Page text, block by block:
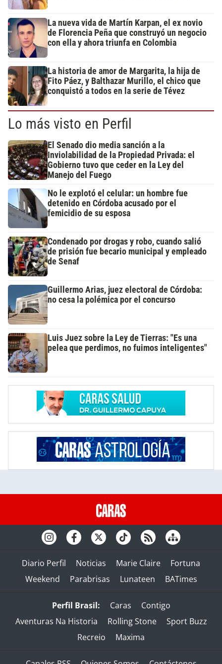
La nueva vida de Martín Karpan, el ex novio
de Florencia Peña que construyó un negocio
con ella y ahora triunfa en Colombia
La historia de amor de Margarita, la hija de
Fito Páez, y Balthazar Murillo, el chico que
conquistó a todos en la serie de Tévez
Lo más visto en Perfil
El Senado dio media sanción a la
Inviolabilidad de la Propiedad Privada: el
Gobierno tuvo que ceder en la Ley del
Manejo del Fuego
No le explotó el celular: un hombre fue
detenido en Córdoba acusado por el
femicidio de su esposa
Condenado por drogas y robo, cuando salió
de prisión fue becario municipal y empleado
de Senaf
Guillermo Arias, juez electoral de Córdoba:
no cesa la polémica por el concurso
Luis Juez sobre la Ley de Tierras: "Es una
pelea que perdimos, no fuimos inteligentes"
Diario Perfil Noticias Marie Claire
Fortuna
Weekend
Parabrisas Lunateen BATimes
Perfil Brasil: Caras
Contigo
Aventuras Na Historia
Rolling Stone
Sport Buzz
Recreio
Maxima